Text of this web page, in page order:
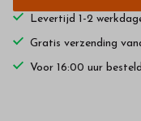
Levertijd 1-2
Gratis verzending
Voor 16:00 uur